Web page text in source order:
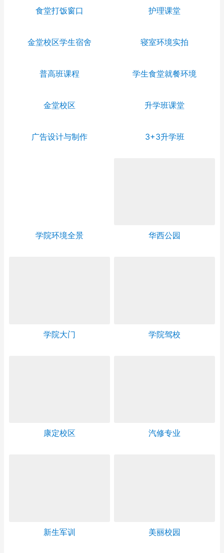
高中部 食堂环境照片
食堂打饭窗口 护理课堂
金堂校区学生宿舍 寝室环境实拍
普高班课程 学生食堂就餐环境
学院环境全景 华西公园